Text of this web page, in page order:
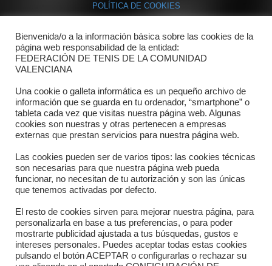
POLÍTICA DE COOKIES
Contacto
Dónde estamos
Directorio departamentos
Horario
Formulario de contacto
Copyright © 2025 FTCV
Bienvenida/o a la información básica sobre las cookies de la
página web responsabilidad de la entidad:
FEDERACIÓN DE TENIS DE LA COMUNIDAD
VALENCIANA
Una cookie o galleta informática es un pequeño archivo de
información que se guarda en tu ordenador, “smartphone” o
tableta cada vez que visitas nuestra página web. Algunas
cookies son nuestras y otras pertenecen a empresas
externas que prestan servicios para nuestra página web.
Las cookies pueden ser de varios tipos: las cookies técnicas
son necesarias para que nuestra página web pueda
funcionar, no necesitan de tu autorización y son las únicas
que tenemos activadas por defecto.
El resto de cookies sirven para mejorar nuestra página, para
personalizarla en base a tus preferencias, o para poder
mostrarte publicidad ajustada a tus búsquedas, gustos e
intereses personales. Puedes aceptar todas estas cookies
pulsando el botón ACEPTAR o configurarlas o rechazar su